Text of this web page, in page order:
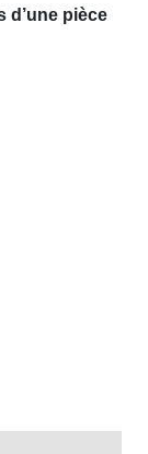
d’une pièce